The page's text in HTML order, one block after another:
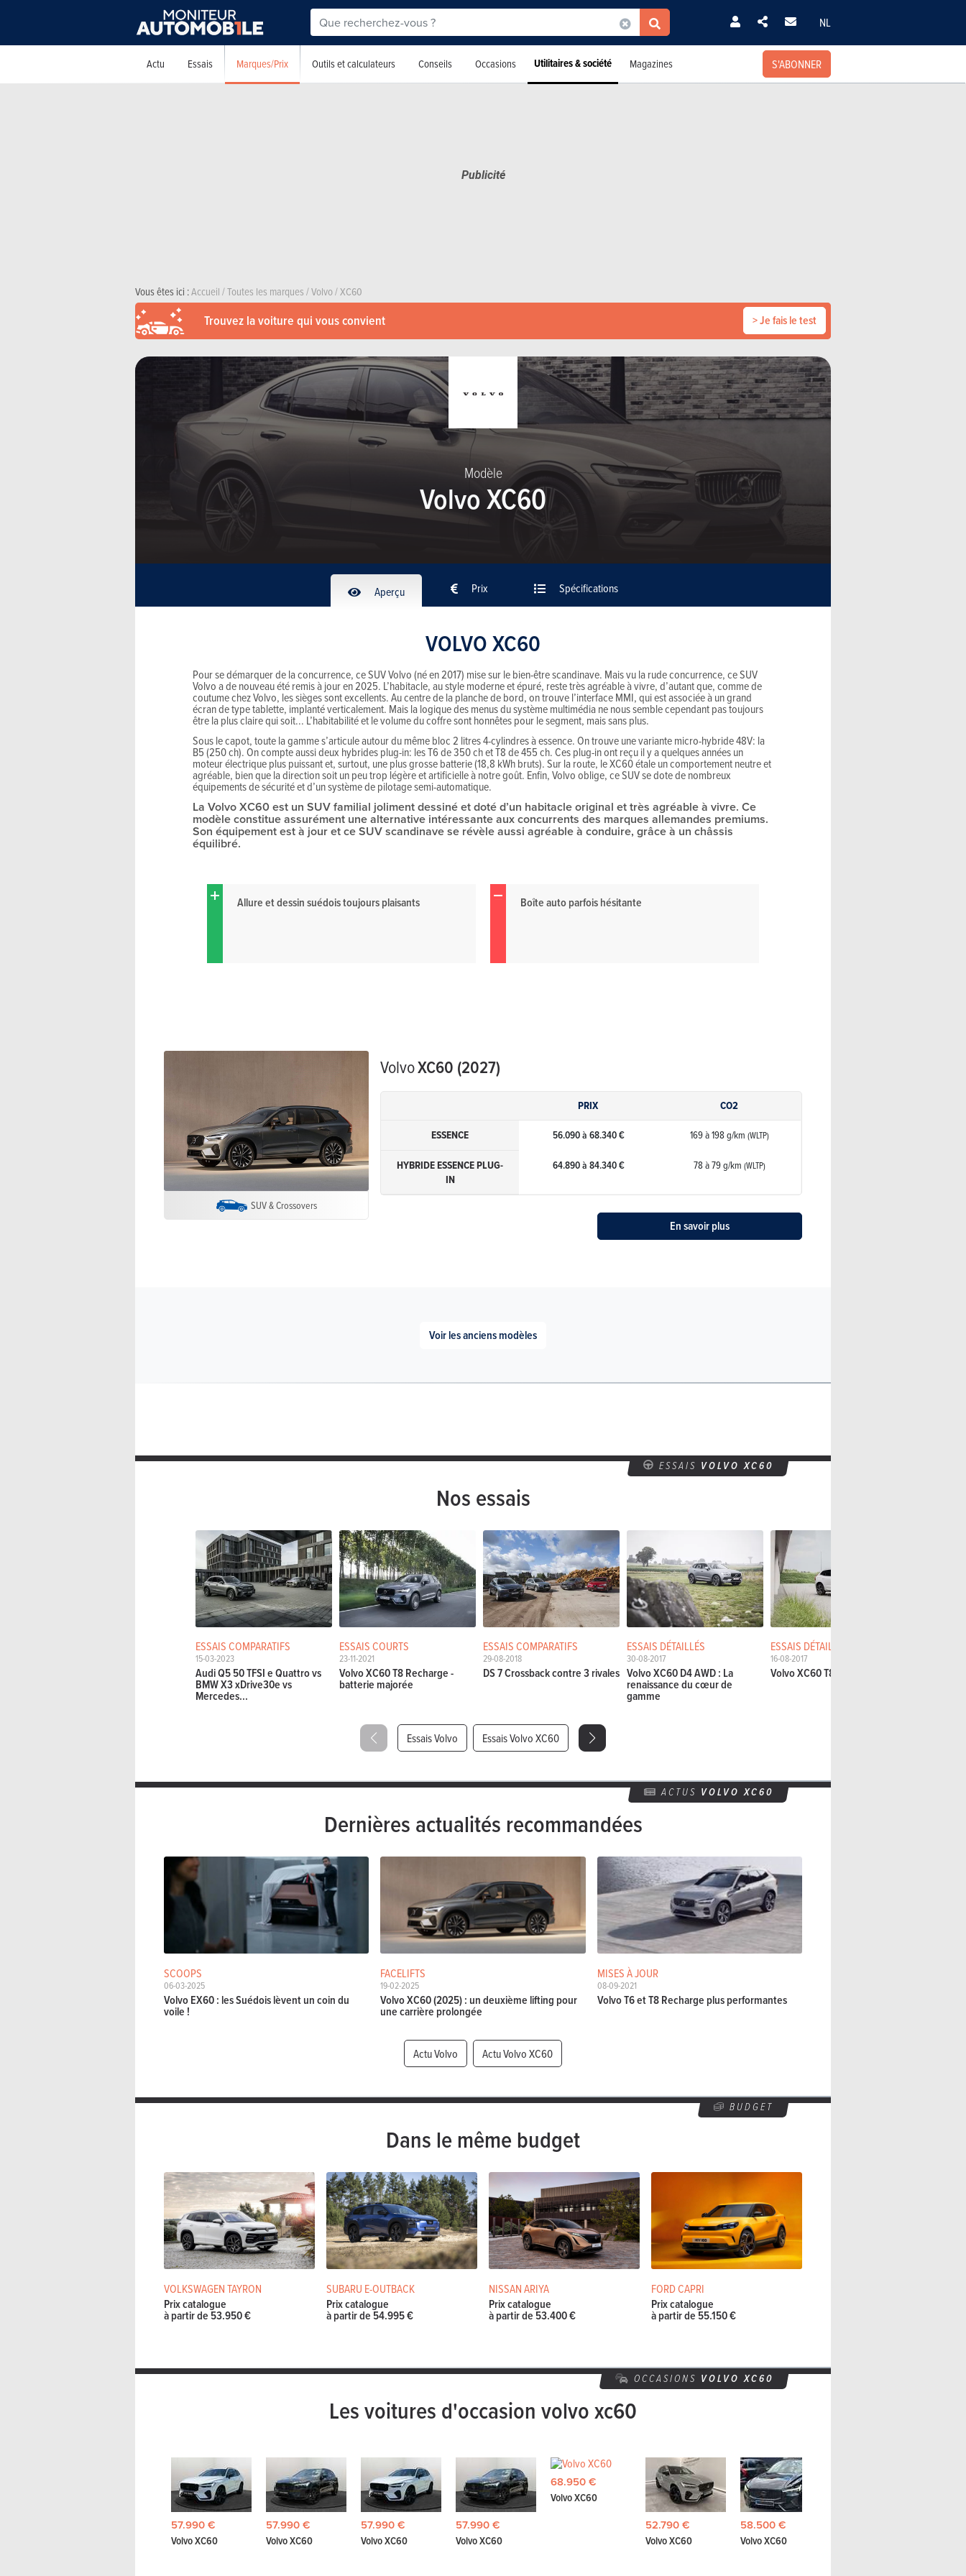
NL
Actu Essais Marques/Prix Outils et calculateurs Conseils Occasions Utilitaires & société Magazines S'ABONNER
Vous êtes ici :Accueil/Toutes les marques/Volvo/XC60
Trouvez la voiture qui vous convient > Je fais le test
Modèle
Volvo XC60
Aperçu Prix Spécifications
VOLVO XC60
Pour se démarquer de la concurrence, ce SUV Volvo (né en 2017) mise sur le bien-être scandinave. Mais vu la rude concurrence, ce SUV
Volvo a de nouveau été remis à jour en 2025. L’habitacle, au style moderne et épuré, reste très agréable à vivre, d’autant que, comme de
coutume chez Volvo, les sièges sont excellents. Au centre de la planche de bord, on trouve l’interface MMI, qui est associée à un grand
écran de type tablette, implanté verticalement. Mais la logique des menus du système multimédia ne nous semble cependant pas toujours
être la plus claire qui soit... L’habitabilité et le volume du coffre sont honnêtes pour le segment, mais sans plus.
Sous le capot, toute la gamme s’articule autour du même bloc 2 litres 4-cylindres à essence. On trouve une variante micro-hybride 48V: la
B5 (250 ch). On compte aussi deux hybrides plug-in: les T6 de 350 ch et T8 de 455 ch. Ces plug-in ont reçu il y a quelques années un
moteur électrique plus puissant et, surtout, une plus grosse batterie (18,8 kWh bruts). Sur la route, le XC60 étale un comportement neutre et
agréable, bien que la direction soit un peu trop légère et artificielle à notre goût. Enfin, Volvo oblige, ce SUV se dote de nombreux
équipements de sécurité et d’un système de pilotage semi-automatique.
La Volvo XC60 est un SUV familial joliment dessiné et doté d’un habitacle original et très agréable à vivre. Ce
modèle constitue assurément une alternative intéressante aux concurrents des marques allemandes premiums.
Son équipement est à jour et ce SUV scandinave se révèle aussi agréable à conduire, grâce à un châssis
équilibré.
Allure et dessin suédois toujours plaisants Boîte auto parfois hésitante
SUV & Crossovers
VolvoXC60 (2027)
PRIX
CO2
ESSENCE
56.090 à 68.340 € 169 à 198 g/km (WLTP)
HYBRIDE ESSENCE PLUG-
IN
64.890 à 84.340 € 78 à 79 g/km (WLTP)
En savoir plus
Voir les anciens modèles
ESSAIS VOLVO XC60
Nos essais
ESSAIS COMPARATIFS
15-03-2023
Audi Q5 50 TFSI e Quattro vs
BMW X3 xDrive30e vs
Mercedes...
ESSAIS COURTS
23-11-2021
Volvo XC60 T8 Recharge -
batterie majorée
ESSAIS COMPARATIFS
29-08-2018
DS 7 Crossback contre 3 rivales
ESSAIS DÉTAILLÉS
30-08-2017
Volvo XC60 D4 AWD : La
renaissance du cœur de
gamme
ESSAIS DÉTAILLÉS
16-08-2017
Volvo XC60 T8 2017
Essais Volvo Essais Volvo XC60
ACTUS VOLVO XC60
Dernières actualités recommandées
SCOOPS
06-03-2025
Volvo EX60 : les Suédois lèvent un coin du
voile !
FACELIFTS
19-02-2025
Volvo XC60 (2025) : un deuxième lifting pour
une carrière prolongée
MISES À JOUR
08-09-2021
Volvo T6 et T8 Recharge plus performantes
Actu Volvo Actu Volvo XC60
BUDGET
Dans le même budget
VOLKSWAGEN TAYRON
Prix catalogue
à partir de 53.950 €
SUBARU E-OUTBACK
Prix catalogue
à partir de 54.995 €
NISSAN ARIYA
Prix catalogue
à partir de 53.400 €
FORD CAPRI
Prix catalogue
à partir de 55.150 €
OCCASIONS VOLVO XC60
Les voitures d'occasion volvo xc60
57.990 €
Volvo XC60
57.990 €
Volvo XC60
57.990 €
Volvo XC60
57.990 €
Volvo XC60
68.950 €
Volvo XC60
52.790 €
Volvo XC60
58.500 €
Volvo XC60